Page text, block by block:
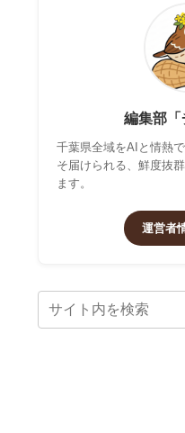
編集部「
千葉県全域をAIと情熱
そ届けられる、鮮度抜
ます。
運営者